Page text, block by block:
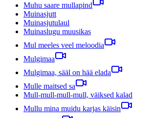
Muhu saare mullapind
Muinasjutt
Muinasjutulaul
Muinaslugu muusikas
Mul meeles veel meloodia
Mulgimaa
Mulgimaa, sääl on hää elada
Mulle maitsed sa
Mull-mull-mull-mull, väiksed kalad
Mullu mina muidu karjas käisin